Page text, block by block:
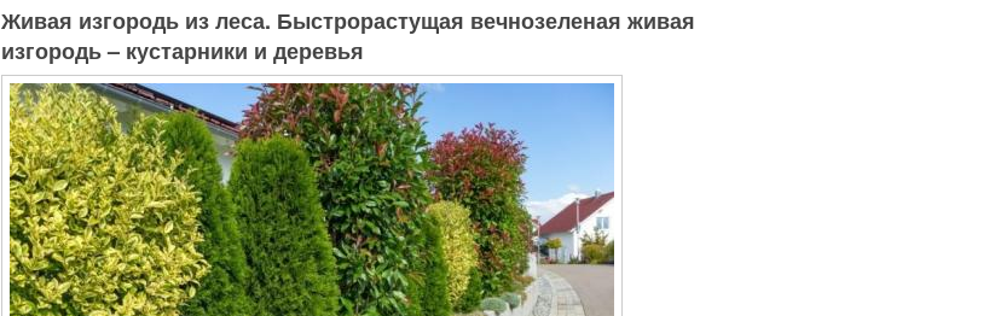
Живая изгородь из леса. Быстрорастущая вечнозеленая живая
изгородь – кустарники и деревья